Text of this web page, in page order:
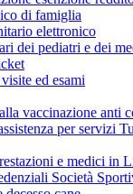
di famiglia
elettronico
dei pediatri e dei
ed esami
alla vaccinazione
per servizi
e medici in
Società